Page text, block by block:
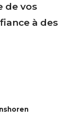
de vos
à des